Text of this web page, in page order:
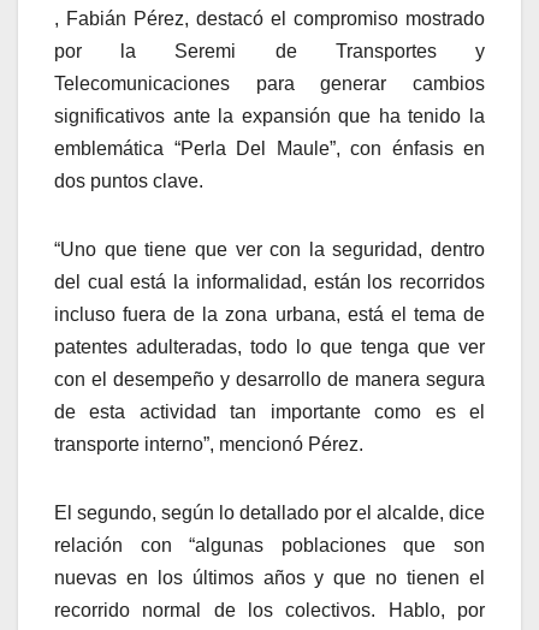
, Fabián Pérez, destacó el compromiso mostrado
por la Seremi de Transportes y
Telecomunicaciones para generar cambios
significativos ante la expansión que ha tenido la
emblemática “Perla Del Maule”, con énfasis en
dos puntos clave.
“Uno que tiene que ver con la seguridad, dentro
del cual está la informalidad, están los recorridos
incluso fuera de la zona urbana, está el tema de
patentes adulteradas, todo lo que tenga que ver
con el desempeño y desarrollo de manera segura
de esta actividad tan importante como es el
transporte interno”, mencionó Pérez.
El segundo, según lo detallado por el alcalde, dice
relación con “algunas poblaciones que son
nuevas en los últimos años y que no tienen el
recorrido normal de los colectivos. Hablo, por